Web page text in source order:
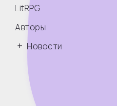
LitRPG
Авторы
Новости